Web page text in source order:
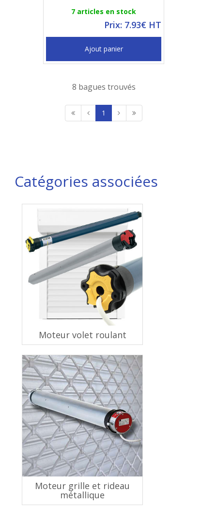
7 articles en stock
Prix: 7.93€ HT
Ajout panier
8 bagues trouvés
1
Catégories associées
Moteur volet roulant
Moteur grille et rideau
métallique